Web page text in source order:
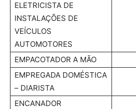
ELETRICISTA DE
INSTALAÇÕES DE
VEÍCULOS
AUTOMOTORES
EMPACOTADOR A MÃO
EMPREGADA DOMÉSTICA
– DIARISTA
ENCANADOR